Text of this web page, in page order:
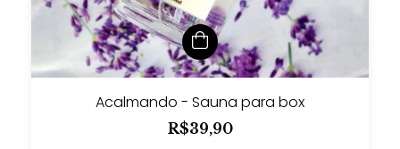
Acalmando - Sauna para box
R$39,90